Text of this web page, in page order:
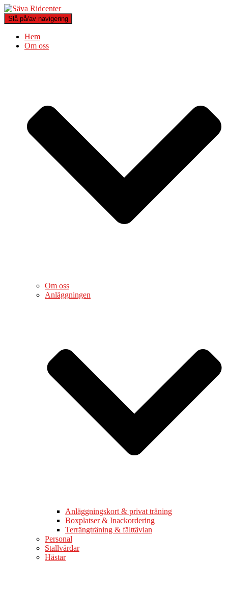
Slå på/av navigering
Hem
Om oss
Om oss
Anläggningen
Anläggningskort & privat träning
Boxplatser & Inackordering
Terrängträning & fälttävlan
Personal
Stallvärdar
Hästar